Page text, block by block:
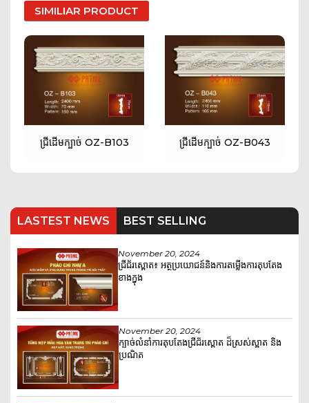
SIMILIAR PRODUCT
ជ្រីដើមក្បាច់ OZ-B103 ជ្រីដើមក្បាច់ OZ-B043
LASTEST NEWS BEST SELLING
November 20, 2024
ជ្រីជ័រស្ពោត៖ អត្ថប្រយោជន៍និងការតម្លើងការតុបតែង
ខាងក្នុង
November 20, 2024
ក្បាច់លំនាំការតុបតែងជ្រីជ័រស្ពោត ដ៏ស្រស់ស្អាត និង
ប្រណិត